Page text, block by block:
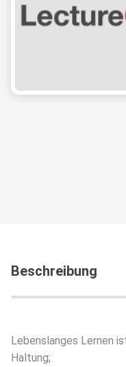
Beschreibung
Lebenslanges Lernen
Haltung;